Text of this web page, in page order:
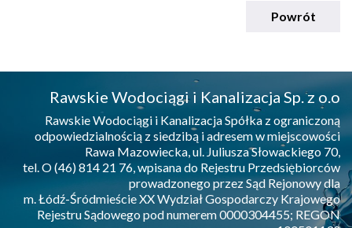
Powrót
Rawskie Wodociągi i Kanalizacja Sp. z o.o
Rawskie Wodociągi i Kanalizacja Spółka z ograniczoną
odpowiedzialnością z siedzibą i adresem w miejscowości
Rawa Mazowiecka, ul. Juliusza Słowackiego 70,
tel. O (46) 814 21 76, wpisana do Rejestru Przedsiębiorców
prowadzonego przez Sąd Rejonowy dla
m. Łódź-Śródmieście XX Wydział Gospodarczy Krajowego
Rejestru Sądowego pod numerem 0000304455; REGON